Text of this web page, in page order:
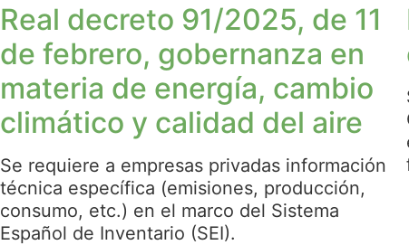
Real decreto 91/2025, de 11
de febrero, gobernanza en
materia de energía, cambio
climático y calidad del aire
Se requiere a empresas privadas información
técnica específica (emisiones, producción,
consumo, etc.) en el marco del Sistema
Español de Inventario (SEI).